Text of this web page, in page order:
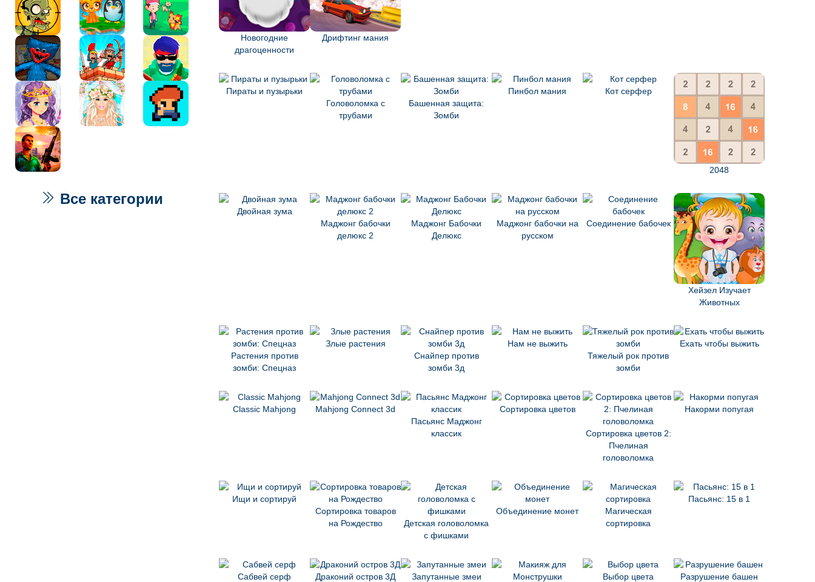
Новогодние
драгоценности
Дрифтинг мания
Пираты и пузырьки
Головоломка с
трубами
Башенная защита:
Зомби
Пинбол мания Кот серфер
2048
Двойная зума
Маджонг бабочки
делюкс 2
Маджонг Бабочки
Делюкс
Маджонг бабочки на
русском
Соединение бабочек
Хейзел Изучает
Животных
Растения против
зомби: Спецназ
Злые растения
Снайпер против
зомби 3д
Нам не выжить
Тяжелый рок против
зомби
Ехать чтобы выжить
Classic Mahjong
Mahjong Connect 3d
Пасьянс Маджонг
классик
Сортировка цветов
Сортировка цветов 2:
Пчелиная
головоломка
Накорми попугая
Ищи и сортируй
Сортировка товаров
на Рождество
Детская головоломка
с фишками
Объединение монет
Магическая
сортировка
Пасьянс: 15 в 1
Сабвей серф Драконий остров 3Д
Запутанные змеи
Выбор цвета Разрушение башен
Все категории